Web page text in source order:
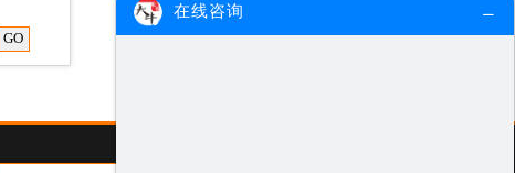
GO
在线咨询